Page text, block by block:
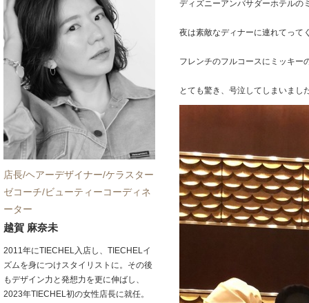
店長/ヘアーデザイナー/ケラスター
ゼコーチ/ビューティーコーディネ
ーター
越賀 麻奈未
2011年にTIECHEL入店し、TIECHELイ
ズムを身につけスタイリストに。その後
もデザイン力と発想力を更に伸ばし、
2023年TIECHEL初の女性店長に就任。
ディズニーアンバサダーホテルの
夜は素敵なディナーに連れてって
フレンチのフルコースにミッキー
とても驚き、号泣してしまいまし